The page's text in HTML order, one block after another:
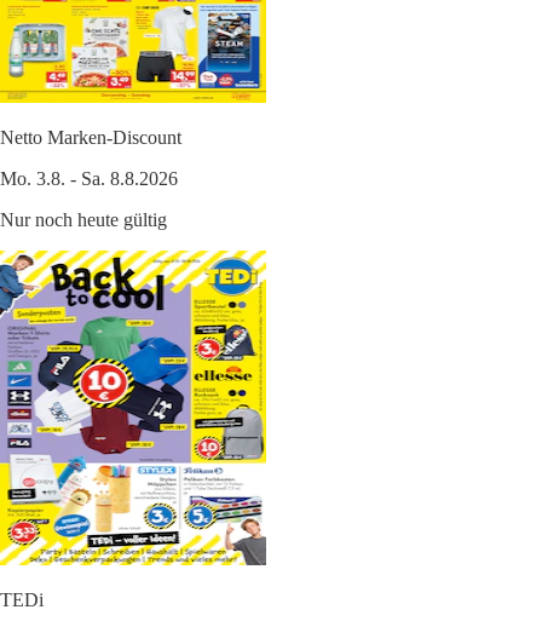
Netto Marken-Discount
Mo. 3.8. - Sa. 8.8.2026
Nur noch heute gültig
TEDi